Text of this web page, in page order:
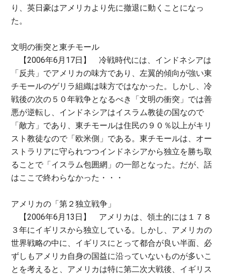
り、英日豪はアメリカより先に撤退に動くことになっ
た。
文明の衝突と東チモール
【2006年6月17日】 冷戦時代には、インドネシアは
「反共」でアメリカの味方であり、左翼的傾向が強い東
チモールのゲリラ組織は味方ではなかった。しかし、冷
戦後の次の５０年戦争となるべき「文明の衝突」では善
悪が逆転し、インドネシアはイスラム教徒の国なので
「敵方」であり、東チモールは住民の９０％以上がキリ
スト教徒なので「欧米側」である。東チモールは、オー
ストラリアに守られつつインドネシアから独立を勝ち取
ることで「イスラム包囲網」の一部となった。だが、話
はここで終わらなかった・・・
アメリカの「第２独立戦争」
【2006年6月13日】 アメリカは、領土的には１７８
３年にイギリスから独立している。しかし、アメリカの
世界戦略の中に、イギリスにとって都合が良い半面、必
ずしもアメリカ自身の国益に沿っていないものが多いこ
とを考えると、アメリカは特に第二次大戦後、イギリス